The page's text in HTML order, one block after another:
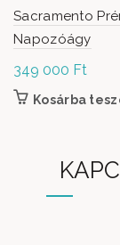
Sacramento
Napozóágy
349 000 Ft
Kosárba